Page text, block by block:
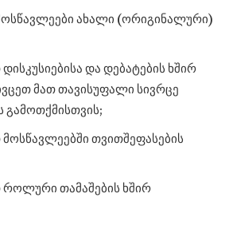
ახალი (ორიგინალური)
და დებატების ხშირ
მათ თავისუფალი სივრცე
გამოთქმისთვის;
თვითშეფასების
როლური თამაშების ხშირ